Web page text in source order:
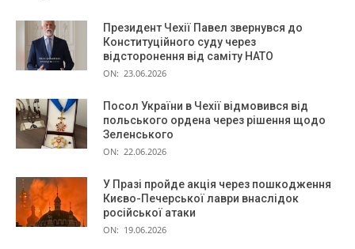
Президент Чехії Павел звернувся до
Конституційного суду через
відсторонення від саміту НАТО
ON: 23.06.2026
Посол України в Чехії відмовився від
польського ордена через рішення щодо
Зеленського
ON: 22.06.2026
У Празі пройде акція через пошкодження
Києво-Печерської лаври внаслідок
російської атаки
ON: 19.06.2026